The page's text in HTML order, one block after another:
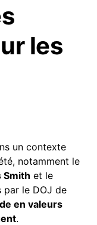
les
un contexte
notamment le
Smith et le
par le DOJ de
en valeurs
.